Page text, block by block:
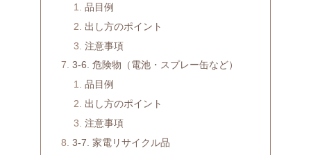
品目例
出し方のポイント
注意事項
3-6. 危険物（電池・スプレー缶など）
品目例
出し方のポイント
注意事項
3-7. 家電リサイクル品